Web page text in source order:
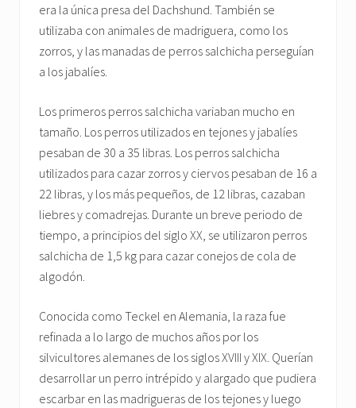
era la única presa del Dachshund. También se
utilizaba con animales de madriguera, como los
zorros, y las manadas de perros salchicha perseguían
a los jabalíes.
Los primeros perros salchicha variaban mucho en
tamaño. Los perros utilizados en tejones y jabalíes
pesaban de 30 a 35 libras. Los perros salchicha
utilizados para cazar zorros y ciervos pesaban de 16 a
22 libras, y los más pequeños, de 12 libras, cazaban
liebres y comadrejas. Durante un breve periodo de
tiempo, a principios del siglo XX, se utilizaron perros
salchicha de 1,5 kg para cazar conejos de cola de
algodón.
Conocida como Teckel en Alemania, la raza fue
refinada a lo largo de muchos años por los
silvicultores alemanes de los siglos XVIII y XIX. Querían
desarrollar un perro intrépido y alargado que pudiera
escarbar en las madrigueras de los tejones y luego